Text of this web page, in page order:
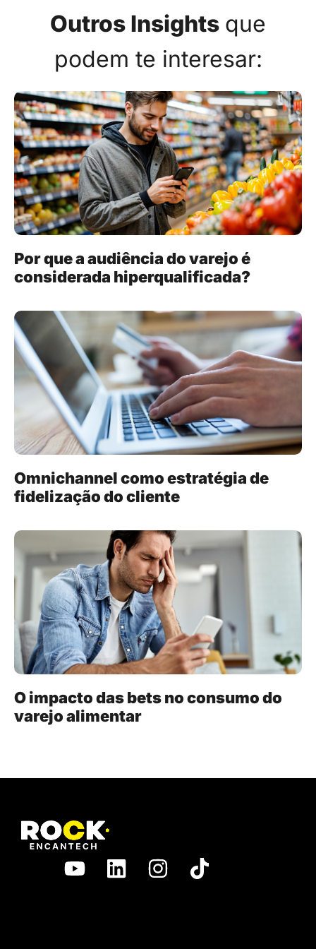
Outros Insights que
podem te interesar:
Por que a audiência do varejo é
considerada hiperqualificada?
Omnichannel como estratégia de
fidelização do cliente
O impacto das bets no consumo do
varejo alimentar